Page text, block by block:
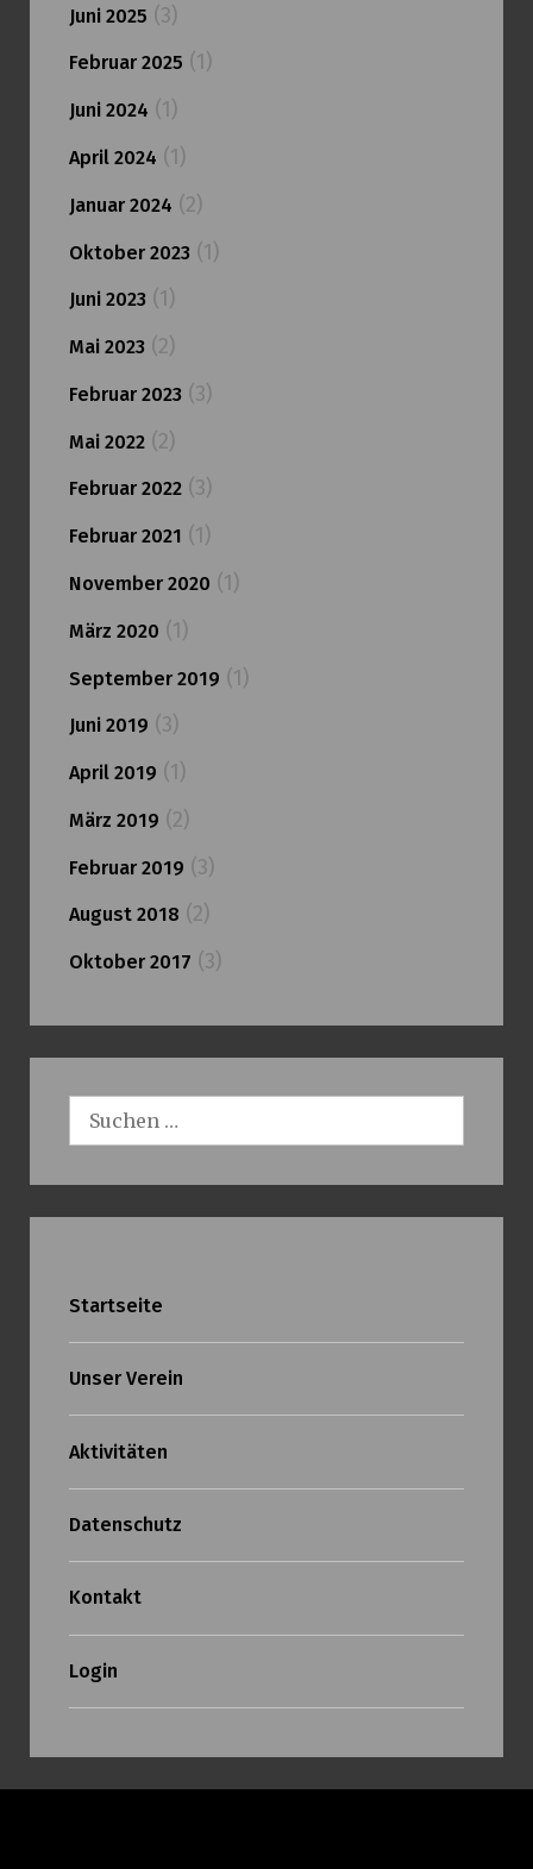
Juni 2025 (3)
Februar 2025 (1)
Juni 2024 (1)
April 2024 (1)
Januar 2024 (2)
Oktober 2023(1)
Juni 2023(1)
Mai 2023(2)
Februar 2023(3)
Mai 2022(2)
Februar 2022(3)
Februar 2021 (1)
November 2020 (1)
März 2020 (1)
September 2019 (1)
Juni 2019 (3)
April 2019 (1)
März 2019 (2)
Februar 2019 (3)
August 2018 (2)
Oktober 2017 (3)
Suchen
nach:
Startseite
Unser Verein
Aktivitäten
Datenschutz
Kontakt
Login